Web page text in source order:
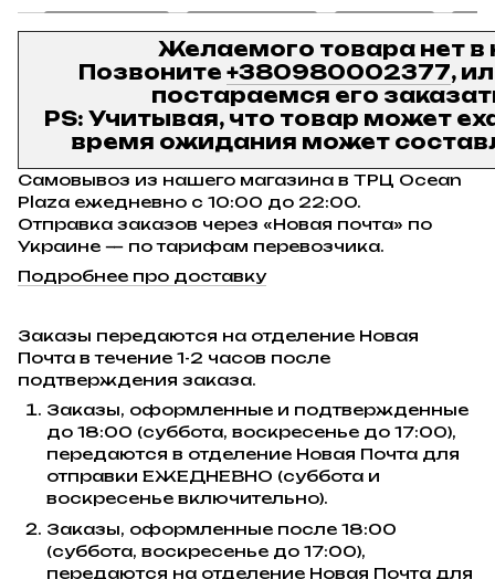
Желаемого товара нет в
Позвоните +380980002377,
постараемся его
PS: Учитывая, что товар может
время ожидания может
Самовывоз из нашего магазина в ТРЦ Ocean
Plaza ежедневно с 10:00 до 22:00.
Отправка заказов через «Новая почта» по
Украине — по тарифам перевозчика.
Подробнее про доставку
Заказы передаются на отделение Новая
Почта в течение 1-2 часов после
подтверждения заказа.
Заказы, оформленные и подтвержденные
до 18:00 (суббота, воскресенье до 17:00),
передаются в отделение Новая Почта для
отправки ЕЖЕДНЕВНО (суббота и
воскресенье включительно).
Заказы, оформленные после 18:00
(суббота, воскресенье до 17:00),
передаются на отделение Новая Почта для